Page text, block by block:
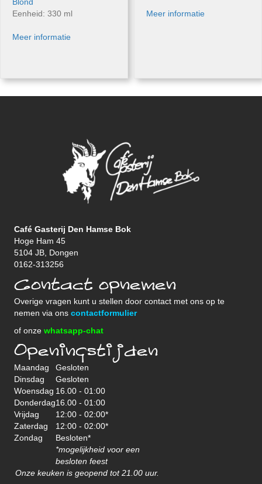
Blond
Eenheid: 330 ml
Meer informatie
Meer informatie
Café Gasterij Den Hamse Bok
Hoge Ham 45
5104 JB, Dongen
0162-313256
Contact opnemen
Overige vragen kunt u stellen door contact met ons op te
nemen via ons contactformulier
of onze whatsapp-chat
Openingstijden
Maandag
Gesloten
Dinsdag
Gesloten
Woensdag 16.00 - 01:00
Donderdag16.00 - 01:00
Vrijdag
12:00 - 02:00*
Zaterdag
12:00 - 02:00*
Zondag
Besloten*
*mogelijkheid voor een
besloten feest
Onze keuken is geopend tot 21.00 uur.